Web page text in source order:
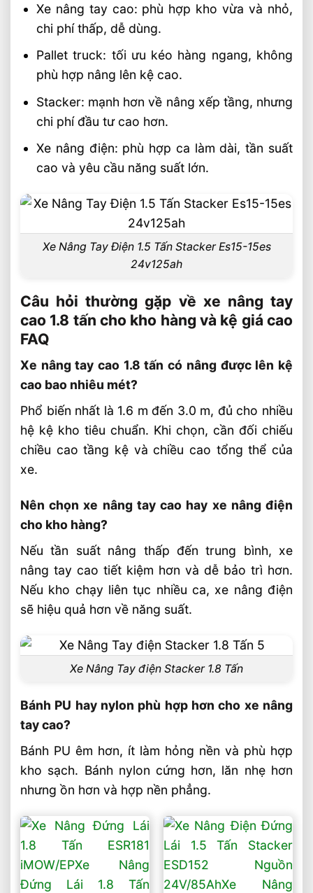
Xe nâng tay cao: phù hợp kho vừa và nhỏ,
chi phí thấp, dễ dùng.
Pallet truck: tối ưu kéo hàng ngang, không
phù hợp nâng lên kệ cao.
Stacker: mạnh hơn về nâng xếp tầng, nhưng
chi phí đầu tư cao hơn.
Xe nâng điện: phù hợp ca làm dài, tần suất
cao và yêu cầu năng suất lớn.
Xe Nâng Tay Điện 1.5 Tấn Stacker Es15-15es
24v125ah
Câu hỏi thường gặp về xe nâng tay
cao 1.8 tấn cho kho hàng và kệ giá cao
FAQ
Xe nâng tay cao 1.8 tấn có nâng được lên kệ
cao bao nhiêu mét?
Phổ biến nhất là 1.6 m đến 3.0 m, đủ cho nhiều
hệ kệ kho tiêu chuẩn. Khi chọn, cần đối chiếu
chiều cao tầng kệ và chiều cao tổng thể của
xe.
Nên chọn xe nâng tay cao hay xe nâng điện
cho kho hàng?
Nếu tần suất nâng thấp đến trung bình, xe
nâng tay cao tiết kiệm hơn và dễ bảo trì hơn.
Nếu kho chạy liên tục nhiều ca, xe nâng điện
sẽ hiệu quả hơn về năng suất.
Xe Nâng Tay điện Stacker 1.8 Tấn
Bánh PU hay nylon phù hợp hơn cho xe nâng
tay cao?
Bánh PU êm hơn, ít làm hỏng nền và phù hợp
kho sạch. Bánh nylon cứng hơn, lăn nhẹ hơn
nhưng ồn hơn và hợp nền phẳng.